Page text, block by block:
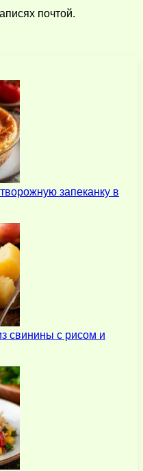
почтой.
запеканку в
свинины с рисом и